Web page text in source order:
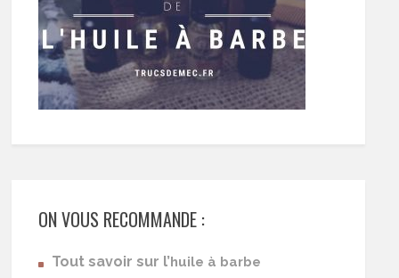
ON VOUS RECOMMANDE :
Tout savoir sur l’huile à barbe